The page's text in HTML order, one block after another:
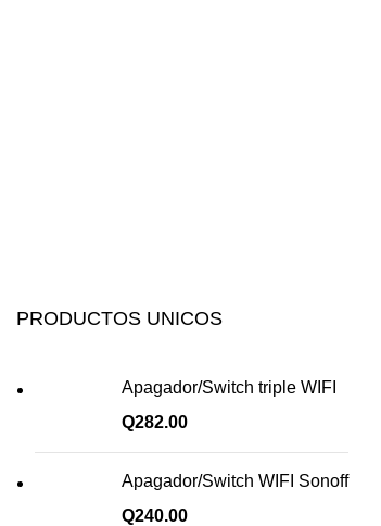
PRODUCTOS UNICOS
Apagador/Switch triple WIFI
Q282.00
Apagador/Switch WIFI Sonoff
Q240.00